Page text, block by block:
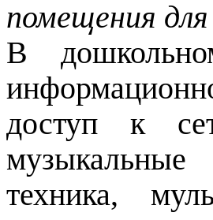
помещения для
В
доступ к
техника,